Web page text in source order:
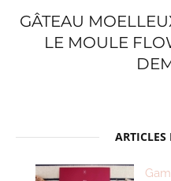
GÂTEAU
LE MOULE
ARTICLES